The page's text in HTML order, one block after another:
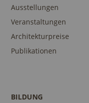
Ausstellungen
Veranstaltungen
Architekturpreise
Publikationen
BILDUNG